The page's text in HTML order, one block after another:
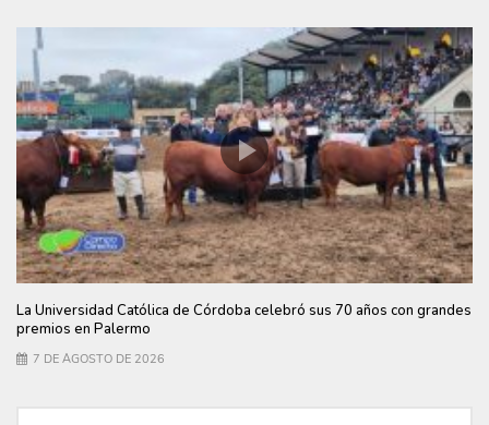
La Universidad Católica de Córdoba celebró sus 70 años con grandes
premios en Palermo
7 DE AGOSTO DE 2026